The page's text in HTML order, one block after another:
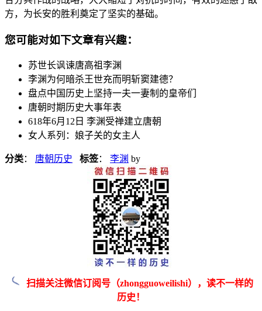
方，为长安的胜利奠定了坚实的基础。
您可能对如下文章有兴趣：
苏世长讽谏唐高祖李渊
李渊为何暗杀王世充而明斩窦建德？
盘点中国历史上坚持一夫一妻制的皇帝们
唐朝时期历史大事年表
618年6月12日 李渊受禅建立唐朝
女人系列：娘子关的女主人
分类： 唐朝历史 标签： 李渊 by
扫描关注微信订阅号（zhongguoweilishi），读不一样的
历史！